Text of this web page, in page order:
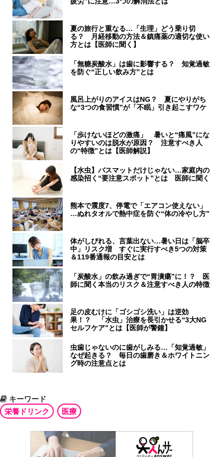
夏の旅行と重なる…「生理」どう乗り切
る？ 月経移動の方法＆鎮痛薬の適切な使い
方とは【医師に聞く】
「無糖炭酸水」は歯に影響する？ 知覚過敏
を防ぐ“正しい飲み方”とは
風呂上がりのアイスはNG？ 夏にやりがち
な“3つの食習慣”が「不眠」引き起こすワケ
「歩けないほどの激痛」 暑いと“痛風”にな
りやすいのは脱水が原因？ 注意すべき人
の“特徴”とは【医師解説】
【水虫】バスマットだけじゃない…家庭内の
感染招く“要注意スポット”とは 医師に聞く
熊本で震度7、停電で「エアコン使えない」
…ぬれタオルで熱中症を防ぐ“体の冷やし方”
体がしびれる、言葉出ない…暑い日は「脳卒
中」リスク増 すぐに実行すべき5つの対策
＆119番通報の目安とは
「炭酸水」の飲み過ぎで“胃潰瘍”に！？ 医
師に聞く本当のリスク＆注意すべき人の特徴
足の皮むけに「ゴシゴシ洗い」は逆効
果！？ 「水虫」治療を長引かせる“3大NG
セルフケア”とは【医師が警鐘】
虫歯じゃないのに歯がしみる…「知覚過敏」
なぜ起きる？ 毎日の歯磨き＆ホワイトニン
グ時の注意点とは
キーワード
栄養ドリンク
医療